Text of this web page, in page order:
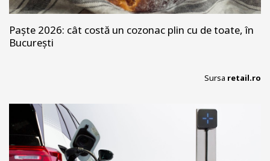
Paște 2026: cât costă un cozonac plin cu de toate, în
București
Sursa retail.ro